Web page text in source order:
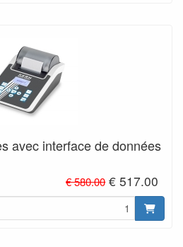
avec interface de données
€ 580.00 € 517.00